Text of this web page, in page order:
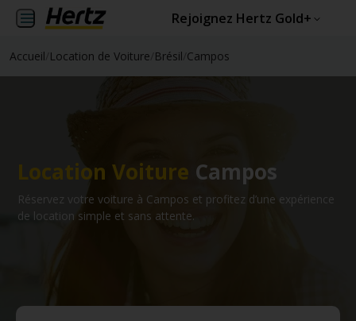
Rejoignez Hertz Gold+
Accueil Location de Voiture Brésil Campos
Location Voiture Campos
Réservez votre voiture à Campos et profitez d’une expérience
de location simple et sans attente.